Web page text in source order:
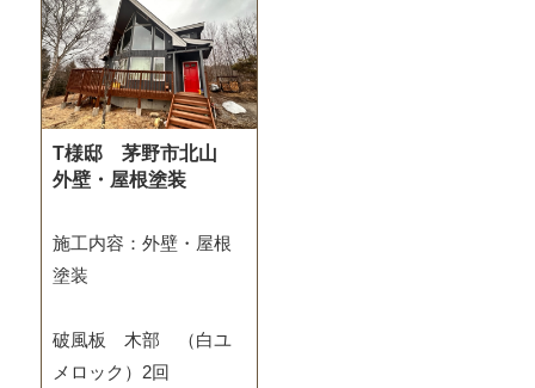
T様邸 茅野市北山
外壁・屋根塗装
施工内容：外壁・屋根
塗装
破風板 木部 （白ユ
メロック）2回